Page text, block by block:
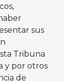
sus
Tribuna
y por otros
de